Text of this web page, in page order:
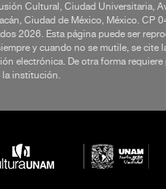
Cultural, Ciudad Universitaria,
Ciudad de México, México. CP
2026. Esta página puede ser
y cuando no se mutile, se cite
electrónica. De otra forma requiere
la institución.